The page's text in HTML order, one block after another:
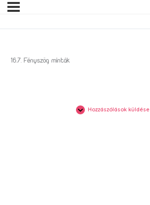
16.7. Fényszög minták
Hozzászólások küldése